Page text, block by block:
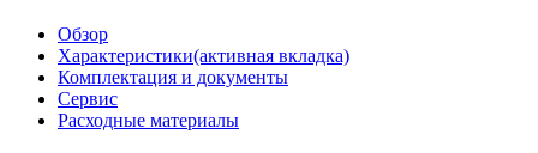
Обзор
Характеристики(активная вкладка)
Комплектация и документы
Сервис
Расходные материалы